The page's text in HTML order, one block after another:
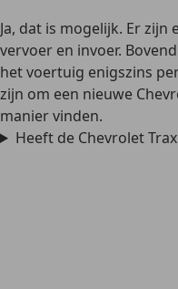
Ja, dat is mogelijk. Er
vervoer en invoer.
het voertuig enigszins
zijn om een nieuwe
manier vinden.
Heeft de Chevrolet